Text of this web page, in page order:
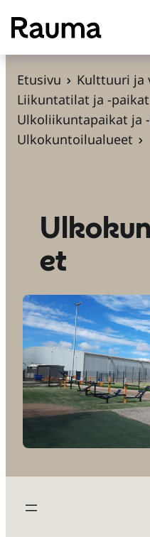
S
i
Etusivu Kulttuuri ja
Liikuntatilat ja -paikat
Ulkoliikuntapaikat ja
Ulkokuntoilualueet
et